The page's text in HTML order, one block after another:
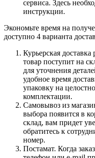
сервиса. Здесь
инструкции.
Экономьте время на
доступно 4 варианта
Курьерская доставка
товар поступит на
для уточнения
удобное время
упаковку на
комплектации.
Самовывоз из
выбора появится в
склад, вам придет
обратитесь к
номер.
Постамат. Когда